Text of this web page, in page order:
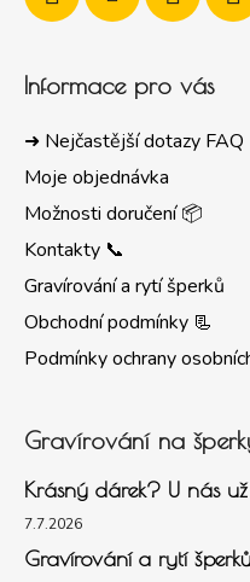
Informace pro vás
➜ Nejčastější dotazy FAQ
Moje objednávka
Možnosti doručení 📦
Kontakty 📞
Gravírování a rytí šperků
Obchodní podmínky 📃
Podmínky ochrany
Gravírování na
Krásný dárek? U nás
7.7.2026
Gravírování a rytí šperků